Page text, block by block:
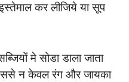
कर लीजिये या सूप
मे सोडा डाला जाता
न केवल रंग और जायका